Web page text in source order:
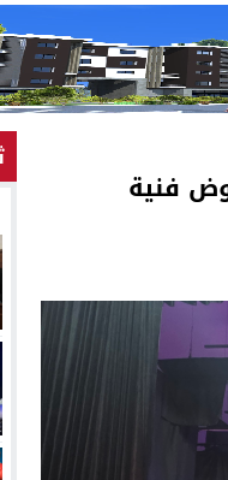
فنية